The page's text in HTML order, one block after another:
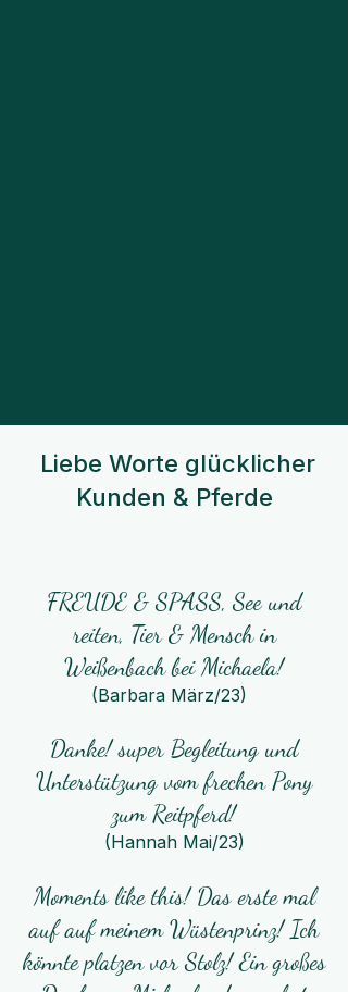
Liebe Worte glücklicher
Kunden & Pferde
FREUDE & SPASS, See und
reiten, Tier & Mensch in
Weißenbach bei Michaela!
(Barbara März/23)
Danke! super Begleitung und
Unterstützung vom frechen Pony
zum Reitpferd!
(Hannah Mai/23)​
Moments like this! Das erste mal
auf auf meinem Wüstenprinz! Ich
könnte platzen vor Stolz! Ein großes